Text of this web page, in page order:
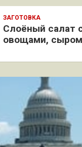
ЗАГОТОВКА
Слоёный салат
овощами,